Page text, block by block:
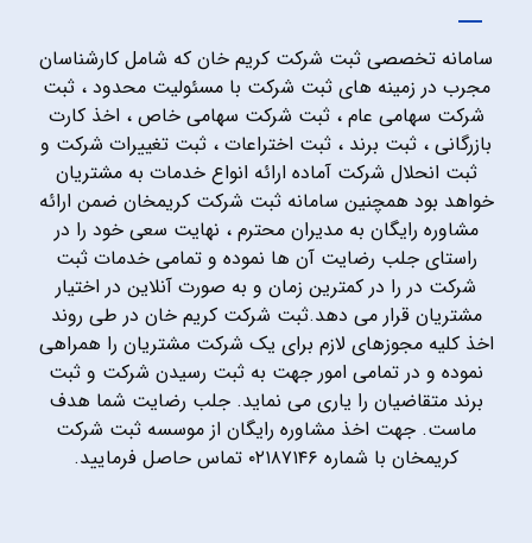
سامانه تخصصی ثبت شرکت کریم خان که شامل کارشناسان
مجرب در زمینه های ثبت شرکت با مسئولیت محدود ، ثبت
شرکت سهامی عام ، ثبت شرکت سهامی خاص ، اخذ کارت
بازرگانی ، ثبت برند ، ثبت اختراعات ، ثبت تغییرات شرکت و
ثبت انحلال شرکت آماده ارائه انواع خدمات به مشتریان
خواهد بود همچنین سامانه ثبت شرکت کریمخان ضمن ارائه
مشاوره رایگان به مدیران محترم ، نهایت سعی خود را در
راستای جلب رضایت آن ها نموده و تمامی خدمات ثبت
شرکت در را در کمترین زمان و به صورت آنلاین در اختیار
مشتریان قرار می دهد.ثبت شرکت کریم خان در طی روند
اخذ کلیه مجوزهای لازم برای یک شرکت مشتریان را همراهی
نموده و در تمامی امور جهت به ثبت رسیدن شرکت و ثبت
برند متقاضیان را یاری می نماید. جلب رضایت شما هدف
ماست. جهت اخذ مشاوره رایگان از موسسه ثبت شرکت
کریمخان با شماره ۰۲۱۸۷۱۴۶ تماس حاصل فرمایید.